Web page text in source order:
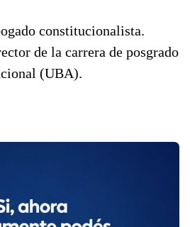
constitucionalista.
de la carrera de posgrado
(UBA).